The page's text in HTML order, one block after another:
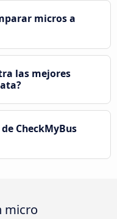
micros a
las mejores
CheckMyBus
micro